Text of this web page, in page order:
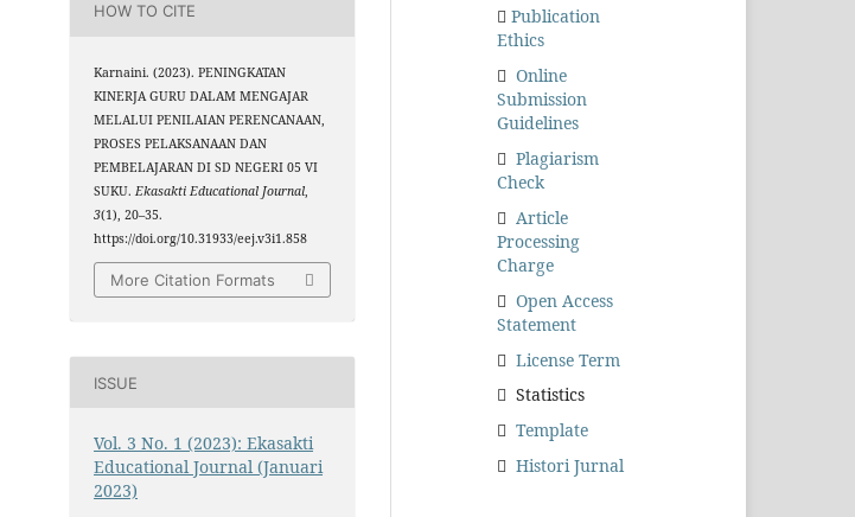
HOW TO CITE
Karnaini. (2023). PENINGKATAN
KINERJA GURU DALAM MENGAJAR
MELALUI PENILAIAN PERENCANAAN,
PROSES PELAKSANAAN DAN
PEMBELAJARAN DI SD NEGERI 05 VI
SUKU.Ekasakti Educational Journal,
3(1), 20–35.
https://doi.org/10.31933/eej.v3i1.858
More Citation Formats
ISSUE
Vol. 3 No. 1 (2023): Ekasakti
Educational Journal (Januari
2023)
Publication
Ethics
Online
Submission
Guidelines
Plagiarism
Check
Article
Processing
Charge
Open Access
Statement
License Term
Statistics
Template
Histori Jurnal